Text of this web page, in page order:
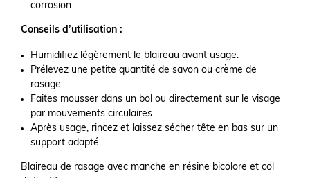
corrosion.
Conseils d’utilisation :
Humidifiez légèrement le blaireau avant usage.
Prélevez une petite quantité de savon ou crème de
rasage.
Faites mousser dans un bol ou directement sur le visage
par mouvements circulaires.
Après usage, rincez et laissez sécher tête en bas sur un
support adapté.
Blaireau de rasage avec manche en résine bicolore et col